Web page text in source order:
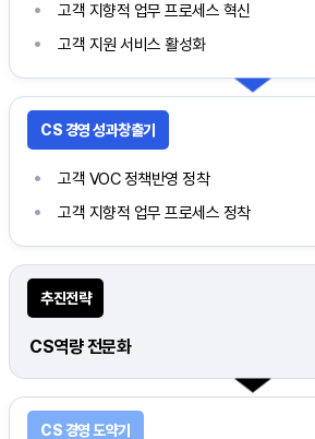
고객 지향적 업무 프로세스 혁신
고객 지원 서비스 활성화
고객 VOC 정책반영 정착
고객 지향적 업무 프로세스 정착
CS역량 전문화